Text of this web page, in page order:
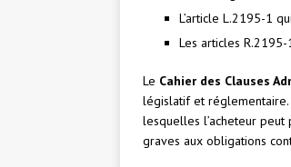
L’article L.2195-1
Les articles
Le Cahier des Clauses
législatif et réglementaire.
lesquelles l’acheteur
graves aux obligations